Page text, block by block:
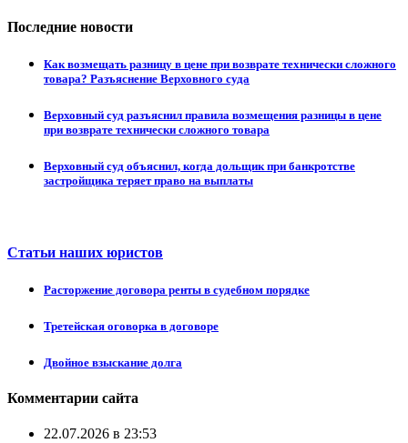
Последние новости
Как возмещать разницу в цене при возврате технически сложного
товара? Разъяснение Верховного суда
Верховный суд разъяснил правила возмещения разницы в цене
при возврате технически сложного товара
Верховный суд объяснил, когда дольщик при банкротстве
застройщика теряет право на выплаты
Статьи наших юристов
Расторжение договора ренты в судебном порядке
Третейская оговорка в договоре
Двойное взыскание долга
Комментарии сайта
22.07.2026 в 23:53